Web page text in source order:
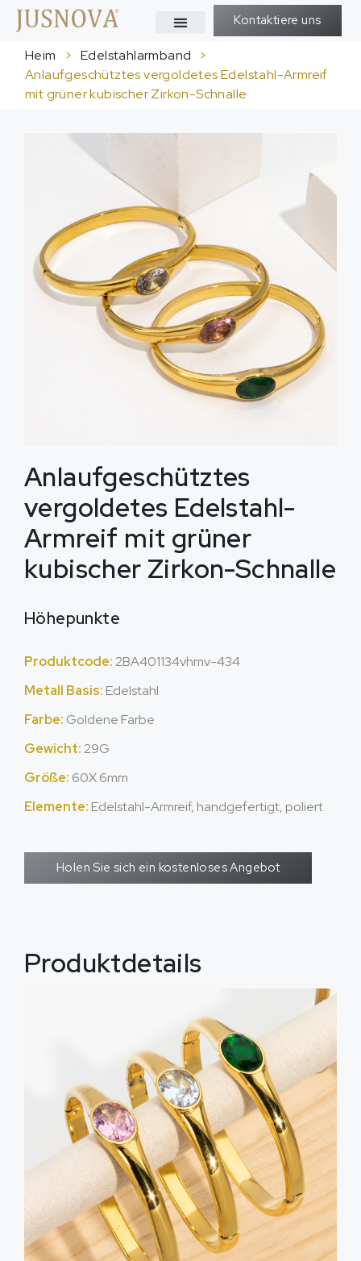
Kontaktiere uns
Heim > Edelstahlarmband
>
Anlaufgeschütztes vergoldetes Edelstahl-Armreif
mit grüner kubischer Zirkon-Schnalle
Anlaufgeschütztes
vergoldetes Edelstahl-
Armreif mit grüner
kubischer Zirkon-Schnalle
Höhepunkte
Produktcode: 2BA401134vhmv-434
Metall Basis: Edelstahl
Farbe: Goldene Farbe
Gewicht: 29G
Größe: 60X 6mm
Elemente: Edelstahl-Armreif, handgefertigt, poliert
Holen Sie sich ein kostenloses Angebot
Produktdetails